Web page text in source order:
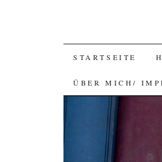
SKIP
TO
CONTENT
STARTSEITE
ÜBER MICH/